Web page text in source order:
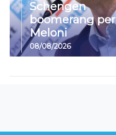
Schengen
boomerang per
Meloni
08/08/2026